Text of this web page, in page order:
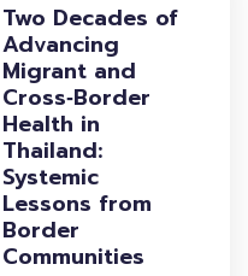
Two Decades of
Advancing
Migrant and
Cross‑Border
Health in
Thailand:
Systemic
Lessons from
Border
Communities